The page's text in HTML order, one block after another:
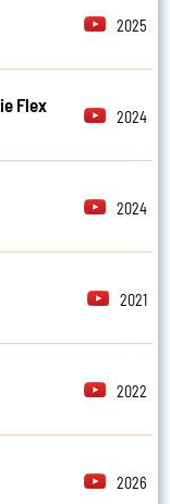
2025
Flex
2024
2024
2021
2022
2026